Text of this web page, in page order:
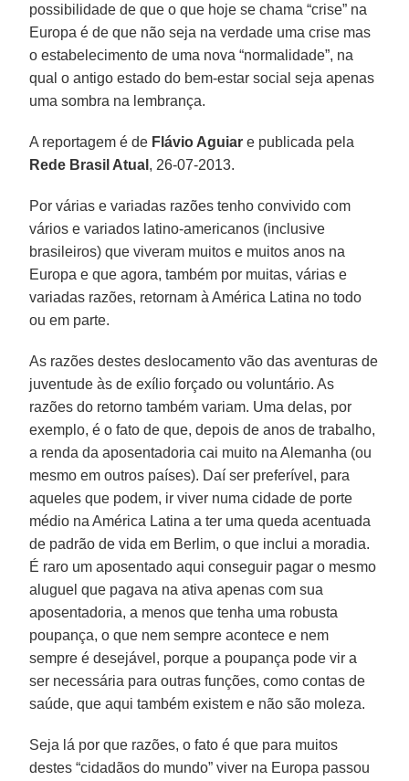
possibilidade de que o que hoje se chama “crise” na
Europa é de que não seja na verdade uma crise mas
o estabelecimento de uma nova “normalidade”, na
qual o antigo estado do bem-estar social seja apenas
uma sombra na lembrança.
A reportagem é de Flávio Aguiar e publicada pela
Rede Brasil Atual , 26-07-2013.
Por várias e variadas razões tenho convivido com
vários e variados latino-americanos (inclusive
brasileiros) que viveram muitos e muitos anos na
Europa e que agora, também por muitas, várias e
variadas razões, retornam à América Latina no todo
ou em parte.
As razões destes deslocamento vão das aventuras de
juventude às de exílio forçado ou voluntário. As
razões do retorno também variam. Uma delas, por
exemplo, é o fato de que, depois de anos de trabalho,
a renda da aposentadoria cai muito na Alemanha (ou
mesmo em outros países). Daí ser preferível, para
aqueles que podem, ir viver numa cidade de porte
médio na América Latina a ter uma queda acentuada
de padrão de vida em Berlim, o que inclui a moradia.
É raro um aposentado aqui conseguir pagar o mesmo
aluguel que pagava na ativa apenas com sua
aposentadoria, a menos que tenha uma robusta
poupança, o que nem sempre acontece e nem
sempre é desejável, porque a poupança pode vir a
ser necessária para outras funções, como contas de
saúde, que aqui também existem e não são moleza.
Seja lá por que razões, o fato é que para muitos
destes “cidadãos do mundo” viver na Europa passou